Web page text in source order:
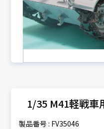
1/35 M41軽戦車
製品番号 : FV35046